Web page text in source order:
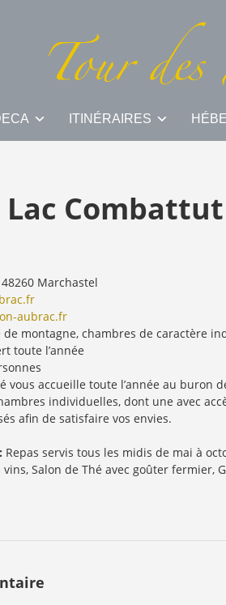
ITINÉRAIRES
Combattut
route des Lacs 48260 Marchastel
aubrac.fr
de montagne, chambres de caractère
toute l’année
individuelles, dont une avec
afin de satisfaire vos envies.
vins, Salon de Thé avec goûter